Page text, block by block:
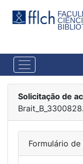
Solicitação de
Formulário